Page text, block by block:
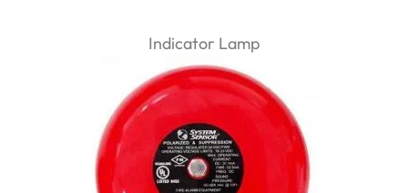
Indicator Lamp